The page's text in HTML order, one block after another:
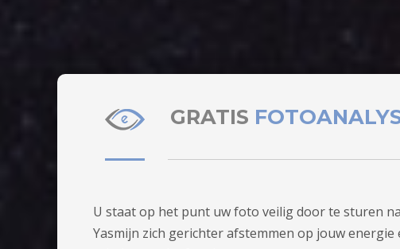
GRATIS
U staat op het punt uw foto veilig door te sturen
Yasmijn zich gerichter afstemmen op jouw